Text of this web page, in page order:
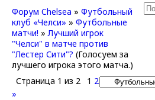
Форум Chelsea » Футбольный
клуб «Челси» » Футбольные
матчи! » Лучший игрок
"Челси" в матче против
"Лестер Сити"? (Голосуем за
лучшего игрока этого матча.)
Страница 1 из 2 1 2
»